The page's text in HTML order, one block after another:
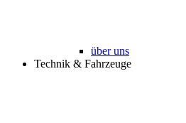
über uns
Technik & Fahrzeuge